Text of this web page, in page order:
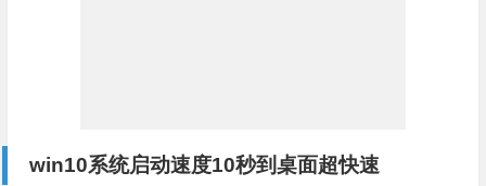
win10系统启动速度10秒到桌面超快速